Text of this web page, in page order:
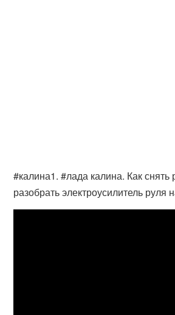
#калина1. #лада калина. Как снять
разобрать электроусилитель руля